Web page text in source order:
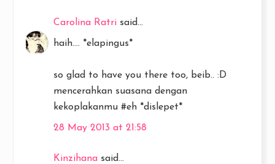
Carolina Ratri said...
haih.... *elapingus*
so glad to have you there too, beib.. :D
mencerahkan suasana dengan
kekoplakanmu #eh *dislepet*
28 May 2013 at 21:58
Kinzihana said...